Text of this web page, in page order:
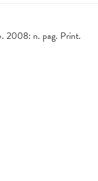
. 2008: n. pag. Print.